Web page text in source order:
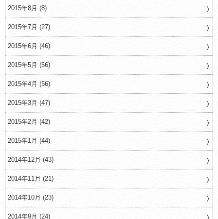
2015年8月 (8)
2015年7月 (27)
2015年6月 (46)
2015年5月 (56)
2015年4月 (56)
2015年3月 (47)
2015年2月 (42)
2015年1月 (44)
2014年12月 (43)
2014年11月 (21)
2014年10月 (23)
2014年9月 (24)